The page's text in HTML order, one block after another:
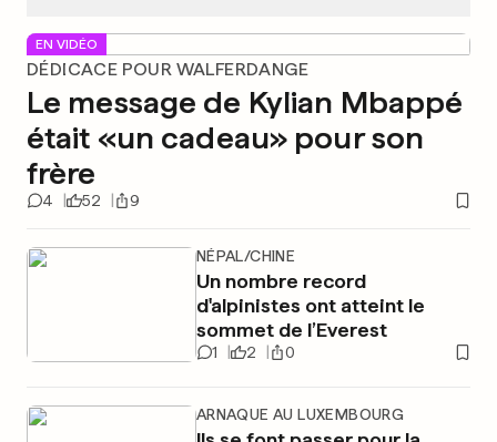
EN VIDÉO
DÉDICACE POUR WALFERDANGE
Le message de Kylian Mbappé
était «un cadeau» pour son
frère
4 52 9
NÉPAL/CHINE
Un nombre record
d'alpinistes ont atteint le
sommet de l’Everest
1 2 0
ARNAQUE AU LUXEMBOURG